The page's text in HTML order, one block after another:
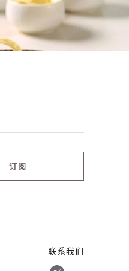
订阅
联系我们